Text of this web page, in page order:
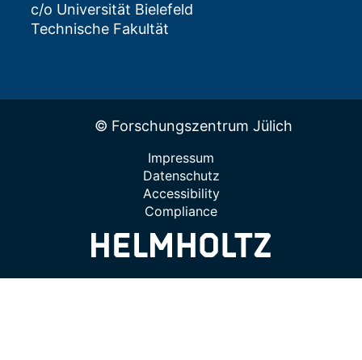
c/o Universität Bielefeld
Technische Fakultät
© Forschungszentrum Jülich
Impressum
Datenschutz
Accessibility
Compliance